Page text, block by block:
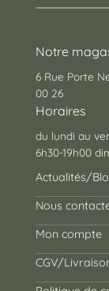
Notre
6 Rue Porte
00 26
Horaires
du lundi au
6h30-19h00
Actualités/
Nous
Mon compte
CGV/